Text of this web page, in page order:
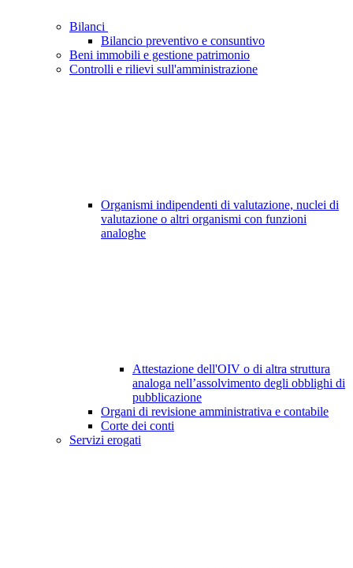
Bilanci
Bilancio preventivo e consuntivo
Beni immobili e gestione patrimonio
Controlli e rilievi sull'amministrazione
Organismi indipendenti di valutazione, nuclei di
valutazione o altri organismi con funzioni
analoghe
Attestazione dell'OIV o di altra struttura
analoga nell’assolvimento degli obblighi di
pubblicazione
Organi di revisione amministrativa e contabile
Corte dei conti
Servizi erogati